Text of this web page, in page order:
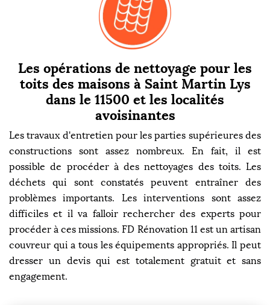
Les opérations de nettoyage pour les
toits des maisons à Saint Martin Lys
dans le 11500 et les localités
avoisinantes
Les travaux d'entretien pour les parties supérieures des
constructions sont assez nombreux. En fait, il est
possible de procéder à des nettoyages des toits. Les
déchets qui sont constatés peuvent entraîner des
problèmes importants. Les interventions sont assez
difficiles et il va falloir rechercher des experts pour
procéder à ces missions. FD Rénovation 11 est un artisan
couvreur qui a tous les équipements appropriés. Il peut
dresser un devis qui est totalement gratuit et sans
engagement.